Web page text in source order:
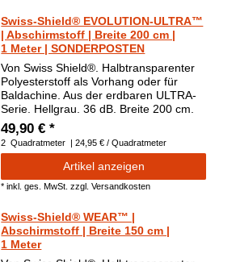
Swiss-Shield® EVOLUTION-ULTRA™
| Abschirmstoff | Breite 200 cm |
1 Meter | SONDERPOSTEN
Von Swiss Shield®. Halbtransparenter
Polyesterstoff als Vorhang oder für
Baldachine. Aus der erdbaren ULTRA-
Serie. Hellgrau. 36 dB. Breite 200 cm.
49,90 € *
2 Quadratmeter | 24,95 € / Quadratmeter
Artikel anzeigen
*inkl. ges. MwSt. zzgl.Versandkosten
Swiss-Shield® WEAR™ |
Abschirmstoff | Breite 150 cm |
1 Meter